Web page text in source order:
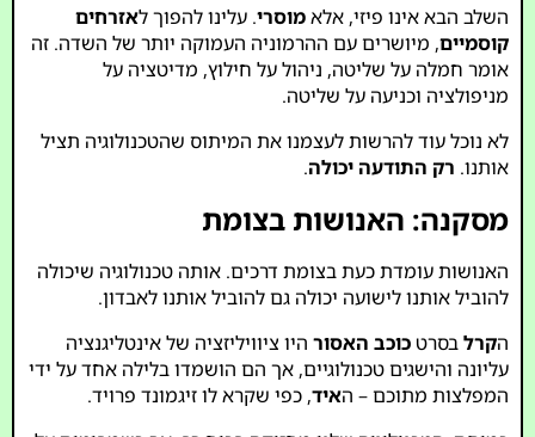
השלב הבא אינו פיזי, אלאמוסרי. עלינו להפוך לאזרחים
קוסמיים, מיושרים עם ההרמוניה העמוקה יותר של השדה. זה
אומר חמלה על שליטה, ניהול על חילוץ, מדיטציה על
מניפולציה וכניעה על שליטה.
לא נוכל עוד להרשות לעצמנו את המיתוס שהטכנולוגיה תציל
אותנו. רק התודעה יכולה.
מסקנה: האנושות בצומת
האנושות עומדת כעת בצומת דרכים. אותה טכנולוגיה שיכולה
להוביל אותנו לישועה יכולה גם להוביל אותנו לאבדון.
הקרלבסרטכוכב האסור היו ציוויליזציה של אינטליגנציה
עליונה והישגים טכנולוגיים, אך הם הושמדו בלילה אחד על ידי
המפלצות מתוכם – האיד, כפי שקרא לו זיגמונד פרויד.